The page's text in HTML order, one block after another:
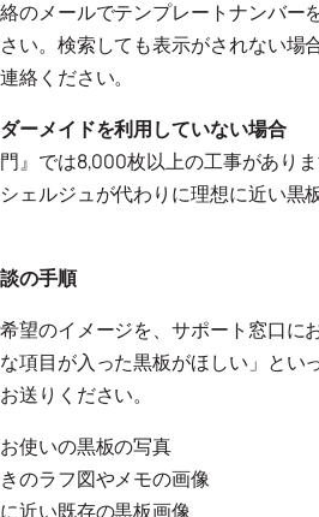
のメールでテンプレートナンバー
い。検索しても表示がされない場
絡ください。
ーメイドを利用していない場合
門』では8,000枚以上の工事があり
ェルジュが代わりに理想に近い黒
の手順
望のイメージを、サポート窓口に
な項目が入った黒板がほしい」と
送りください。
お使いの黒板の写真
きのラフ図やメモの画像
に近い既存の黒板画像